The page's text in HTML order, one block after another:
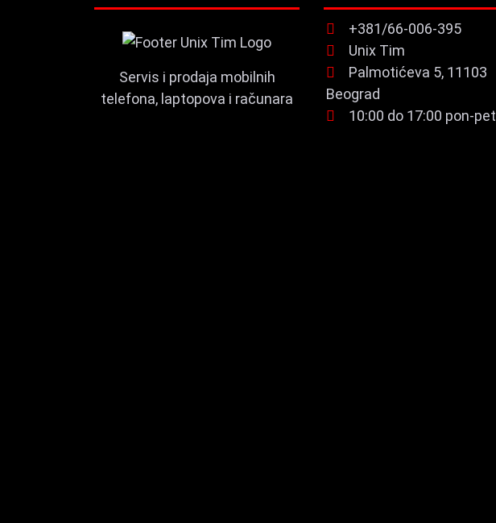
Servis i prodaja mobilnih
telefona, laptopova i računara
+381/66-006-395
Unix Tim
Palmotićeva 5, 11103
Beograd
10:00 do 17:00 pon-pet